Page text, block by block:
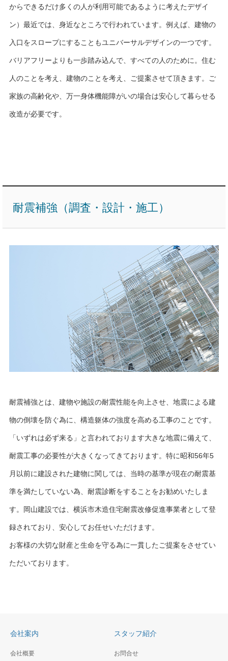
からできるだけ多くの人が利用可能であるように考えたデザイ
ン）最近では、身近なところで行われています。例えば、建物の
入口をスロープにすることもユニバーサルデザインの一つです。
バリアフリーよりも一歩踏み込んで、すべての人のために。住む
人のことを考え、建物のことを考え、ご提案させて頂きます。ご
家族の高齢化や、万一身体機能障がいの場合は安心して暮らせる
改造が必要です。
耐震補強（調査・設計・施工）
耐震補強とは、建物や施設の耐震性能を向上させ、地震による建
物の倒壊を防ぐ為に、構造躯体の強度を高める工事のことです。
「いずれは必ず来る」と言われております大きな地震に備えて、
耐震工事の必要性が大きくなってきております。特に昭和56年5
月以前に建設された建物に関しては、当時の基準が現在の耐震基
準を満たしていない為、耐震診断をすることをお勧めいたしま
す。岡山建設では、横浜市木造住宅耐震改修促進事業者として登
録されており、安心してお任せいただけます。
お客様の大切な財産と生命を守る為に一貫したご提案をさせてい
ただいております。
会社案内
会社概要
スタッフ紹介
お問合せ